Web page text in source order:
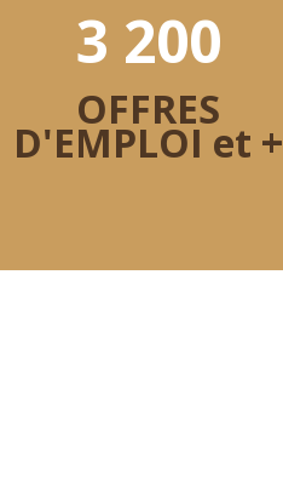
3 200
OFFRES
D'EMPLOI et +